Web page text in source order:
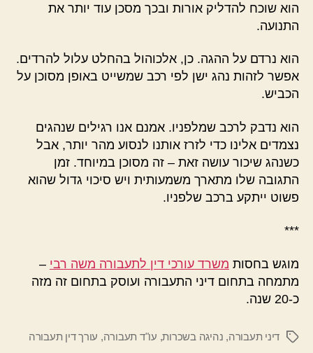
הוא שוכח להדליק אורות ובכך מסכן עוד יותר את
התנועה.
הוא נרדם על ההגה. כן, אלכוהול בהחלט עלול להרדים.
אפשר לזהות נהג ישן לפי רכב שמשייט באופן מסוכן על
הכביש.
הוא נדבק לרכב שמלפניו. אמנם אנו רגילים שנהגים
נצמדים אלינו כדי לזרז אותנו לנסוע מהר יותר, אבל
כשנהג שיכור עושה זאת – זה מסוכן במיוחד. זמן
התגובה שלו מתארך משמעותית ויש סיכוי גדול שהוא
פשוט ייתקע ברכב שלפניו.
***
מוגש בחסות משרד עורכי דין לתעבורה משה רבי –
מתמחה בתחום דיני התעבורה ועוסק בתחום זה מזה
כ-20 שנה.
תגיותדיני תעבורה, נהיגה בשכרות, עו"ד תעבורה, עורך דין תעבורה